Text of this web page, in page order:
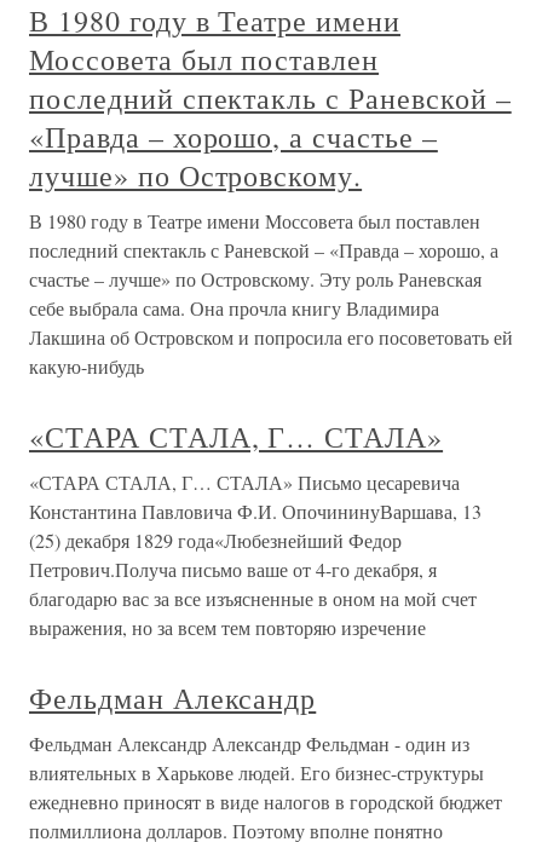
В 1980 году в Театре имени
Моссовета был поставлен
последний спектакль с Раневской –
«Правда – хорошо, а счастье –
лучше» по Островскому.
В 1980 году в Театре имени Моссовета был поставлен
последний спектакль с Раневской – «Правда – хорошо, а
счастье – лучше» по Островскому. Эту роль Раневская
себе выбрала сама. Она прочла книгу Владимира
Лакшина об Островском и попросила его посоветовать ей
какую-нибудь
«СТАРА СТАЛА, Г… СТАЛА»
«СТАРА СТАЛА, Г… СТАЛА» Письмо цесаревича
Константина Павловича Ф.И. ОпочининуВаршава, 13
(25) декабря 1829 года«Любезнейший Федор
Петрович.Получа письмо ваше от 4-го декабря, я
благодарю вас за все изъясненные в оном на мой счет
выражения, но за всем тем повторяю изречение
Фельдман Александр
Фельдман Александр Александр Фельдман - один из
влиятельных в Харькове людей. Его бизнес-структуры
ежедневно приносят в виде налогов в городской бюджет
полмиллиона долларов. Поэтому вполне понятно